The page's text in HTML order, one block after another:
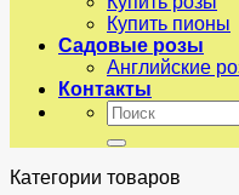
Купить пионы
Садовые розы
Английские
Контакты
Искать:
Категории товаров